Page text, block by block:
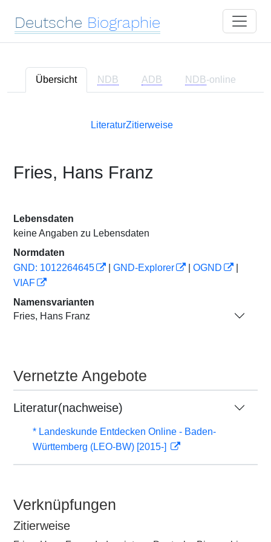
Deutsche Biographie
Übersicht NDB ADB NDB-online
LiteraturZitierweise
Fries, Hans Franz
Lebensdaten
keine Angaben zu Lebensdaten
Normdaten
GND: 1012264645
GND-Explorer OGND
VIAF
Namensvarianten
Fries, Hans Franz
Vernetzte Angebote
Literatur(nachweise)
* Landeskunde Entdecken Online - Baden-
Württemberg (LEO-BW) [2015-]
Verknüpfungen
Zitierweise